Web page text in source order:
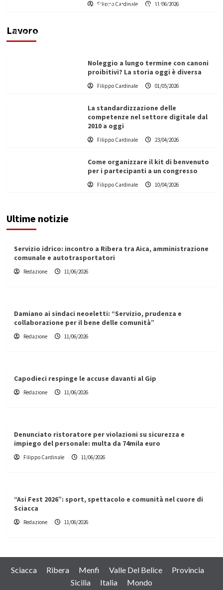
Filippo Cardinale 11/06/2026
Lavoro
Vino in Italia: il giro d’affari contribuisce
Filippo Cardinale
Noleggio a lungo termine con canoni
proibitivi? La storia oggi è diversa
Filippo Cardinale 01/05/2026
La standardizzazione delle
competenze nel settore digitale dal
2010 a oggi
Filippo Cardinale 23/04/2026
Come organizzare il kit di benvenuto
per i partecipanti a un congresso
Filippo Cardinale 10/04/2026
Ultime notizie
Servizio idrico: incontro a Ribera tra Aica, amministrazione
comunale e autotrasportatori
Redazione 11/06/2026
Damiano ai sindaci neoeletti: “Servizio, prudenza e
collaborazione per il bene delle comunità”
Redazione 11/06/2026
Capodieci respinge le accuse davanti al Gip
Redazione 11/06/2026
Denunciato ristoratore per violazioni su sicurezza e
impiego del personale: multa da 74mila euro
Filippo Cardinale 11/06/2026
“Asi Fest 2026”: sport, spettacolo e comunità nel cuore di
Sciacca
Redazione 11/06/2026
Sciacca Ribera Menfi Valle Del Belice
Provincia
Sicilia
Italia Mondo